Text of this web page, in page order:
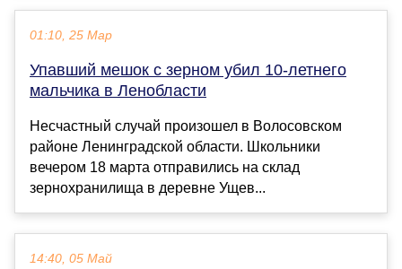
01:10, 25 Мар
Упавший мешок с зерном убил 10-летнего
мальчика в Ленобласти
Несчастный случай произошел в Волосовском
районе Ленинградской области. Школьники
вечером 18 марта отправились на склад
зернохранилища в деревне Ущев...
14:40, 05 Май